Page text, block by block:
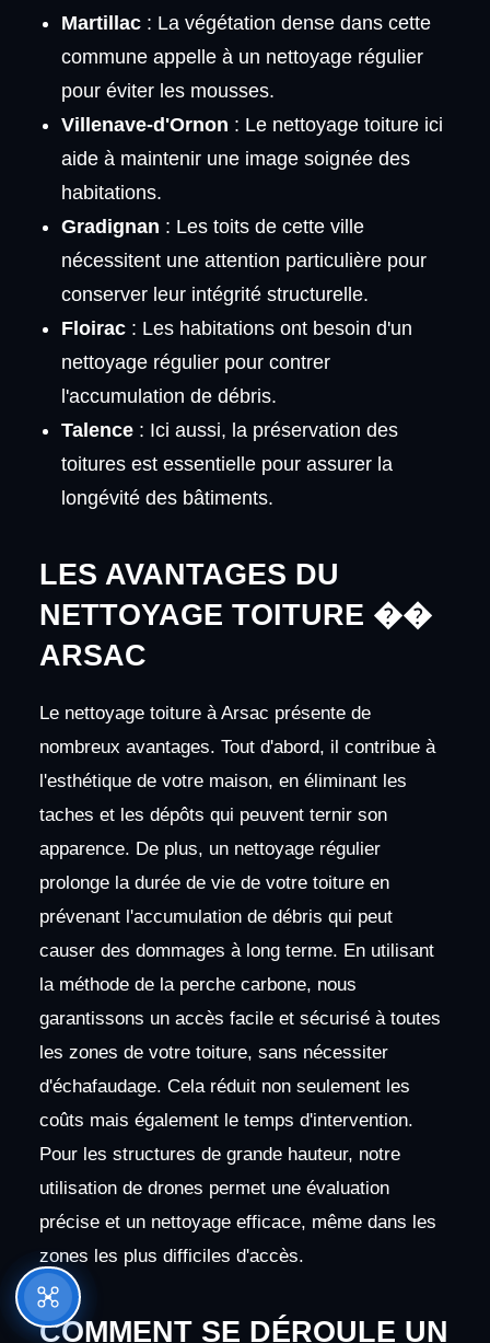
Martillac: La végétation dense dans cette
commune appelle à un nettoyage régulier
pour éviter les mousses.
Villenave-d'Ornon : Le nettoyage toiture ici
aide à maintenir une image soignée des
habitations.
Gradignan : Les toits de cette ville
nécessitent une attention particulière pour
conserver leur intégrité structurelle.
Floirac: Les habitations ont besoin d'un
nettoyage régulier pour contrer
l'accumulation de débris.
Talence: Ici aussi, la préservation des
toitures est essentielle pour assurer la
longévité des bâtiments.
LES AVANTAGES DU
NETTOYAGE TOITURE ��
ARSAC
Le nettoyage toiture à Arsac présente de
nombreux avantages. Tout d'abord, il contribue à
l'esthétique de votre maison, en éliminant les
taches et les dépôts qui peuvent ternir son
apparence. De plus, un nettoyage régulier
prolonge la durée de vie de votre toiture en
prévenant l'accumulation de débris qui peut
causer des dommages à long terme. En utilisant
la méthode de la perche carbone, nous
garantissons un accès facile et sécurisé à toutes
les zones de votre toiture, sans nécessiter
d'échafaudage. Cela réduit non seulement les
coûts mais également le temps d'intervention.
Pour les structures de grande hauteur, notre
utilisation de drones permet une évaluation
précise et un nettoyage efficace, même dans les
zones les plus difficiles d'accès.
COMMENT SE DÉROULE UN